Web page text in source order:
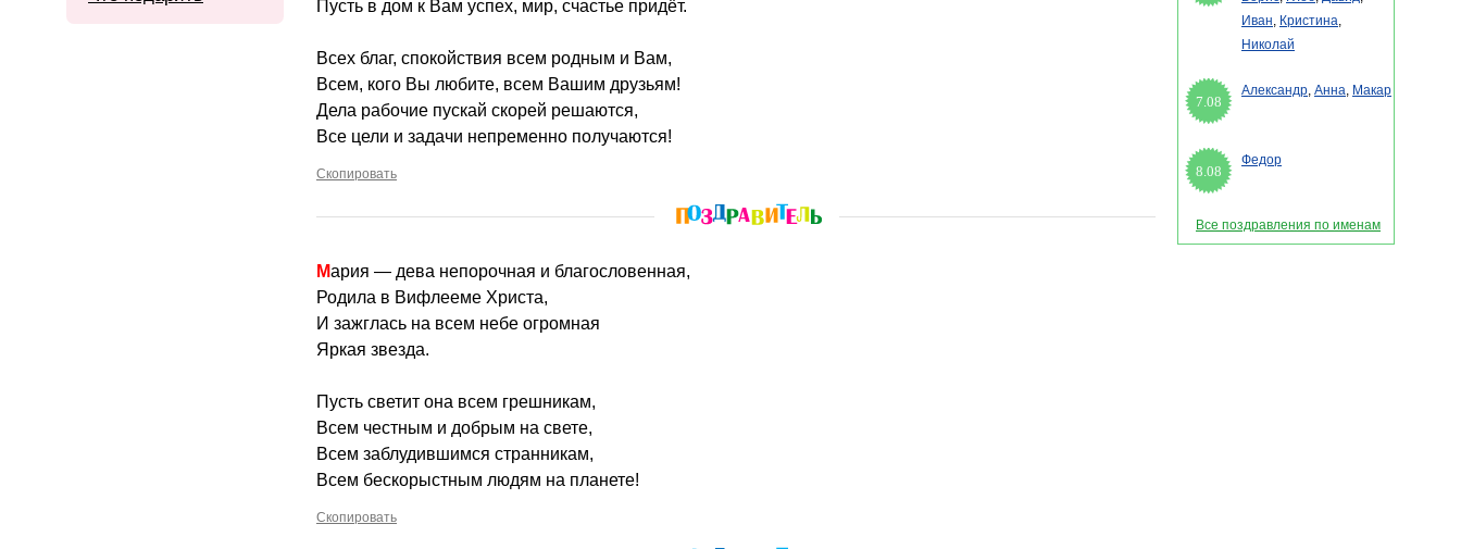
Пусть в дом к Вам успех, мир, счастье придёт.
Всех благ, спокойствия всем родным и Вам,
Всем, кого Вы любите, всем Вашим друзьям!
Дела рабочие пускай скорей решаются,
Все цели и задачи непременно получаются!
Скопировать
Мария — дева непорочная и благословенная,
Родила в Вифлееме Христа,
И зажглась на всем небе огромная
Яркая звезда.
Пусть светит она всем грешникам,
Всем честным и добрым на свете,
Всем заблудившимся странникам,
Всем бескорыстным людям на планете!
Скопировать
Иван, Кристина,
Николай
7.08
Александр, Анна, Макар
8.08
Федор
Все поздравления по именам